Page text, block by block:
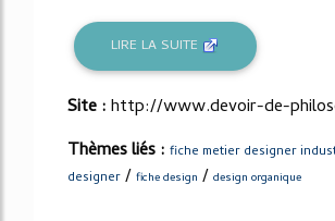
LIRE LA SUITE
Site :http://www.devoir-de-
Thèmes liés : fiche metier designer
designer / fiche design / design organique